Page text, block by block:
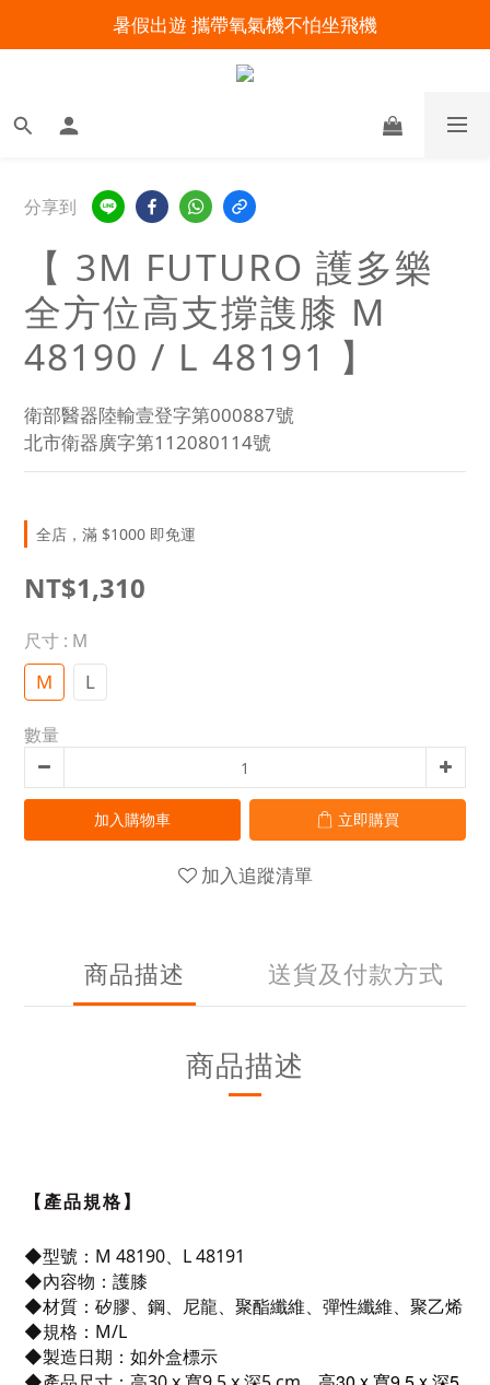
明陽來村全館免運優惠中
暑假出遊 攜帶氧氣機不怕坐飛機
明陽來村全館免運優惠中
分享到
【 3M FUTURO 護多樂
全方位高支撐謢膝 M
48190 / L 48191 】
衛部醫器陸輸壹登字第000887號
北市衛器廣字第112080114號
全店，滿 $1000 即免運
NT$1,310
尺寸 : M
M L
數量
加入購物車 立即購買
加入追蹤清單
商品描述 送貨及付款方式
商品描述
【產品規格】
◆型號：M 48190、L48191
◆內容物：護膝
◆材質：矽膠、鋼、尼龍、聚酯纖維、彈性纖維、聚乙烯
◆規格：M/L
◆製造日期：如外盒標示